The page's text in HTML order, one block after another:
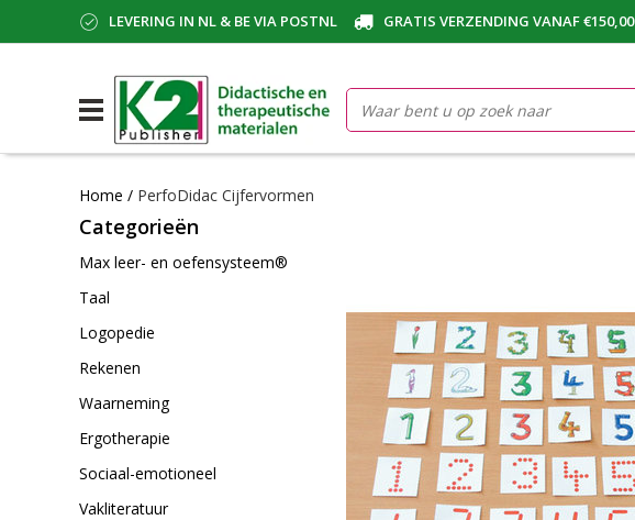
LEVERING IN NL & BE VIA POSTNL GRATIS VERZENDING VANAF €150,00
Home / PerfoDidac Cijfervormen
Categorieën
Max leer- en oefensysteem®
Taal
Logopedie
Rekenen
Waarneming
Ergotherapie
Sociaal-emotioneel
Vakliteratuur